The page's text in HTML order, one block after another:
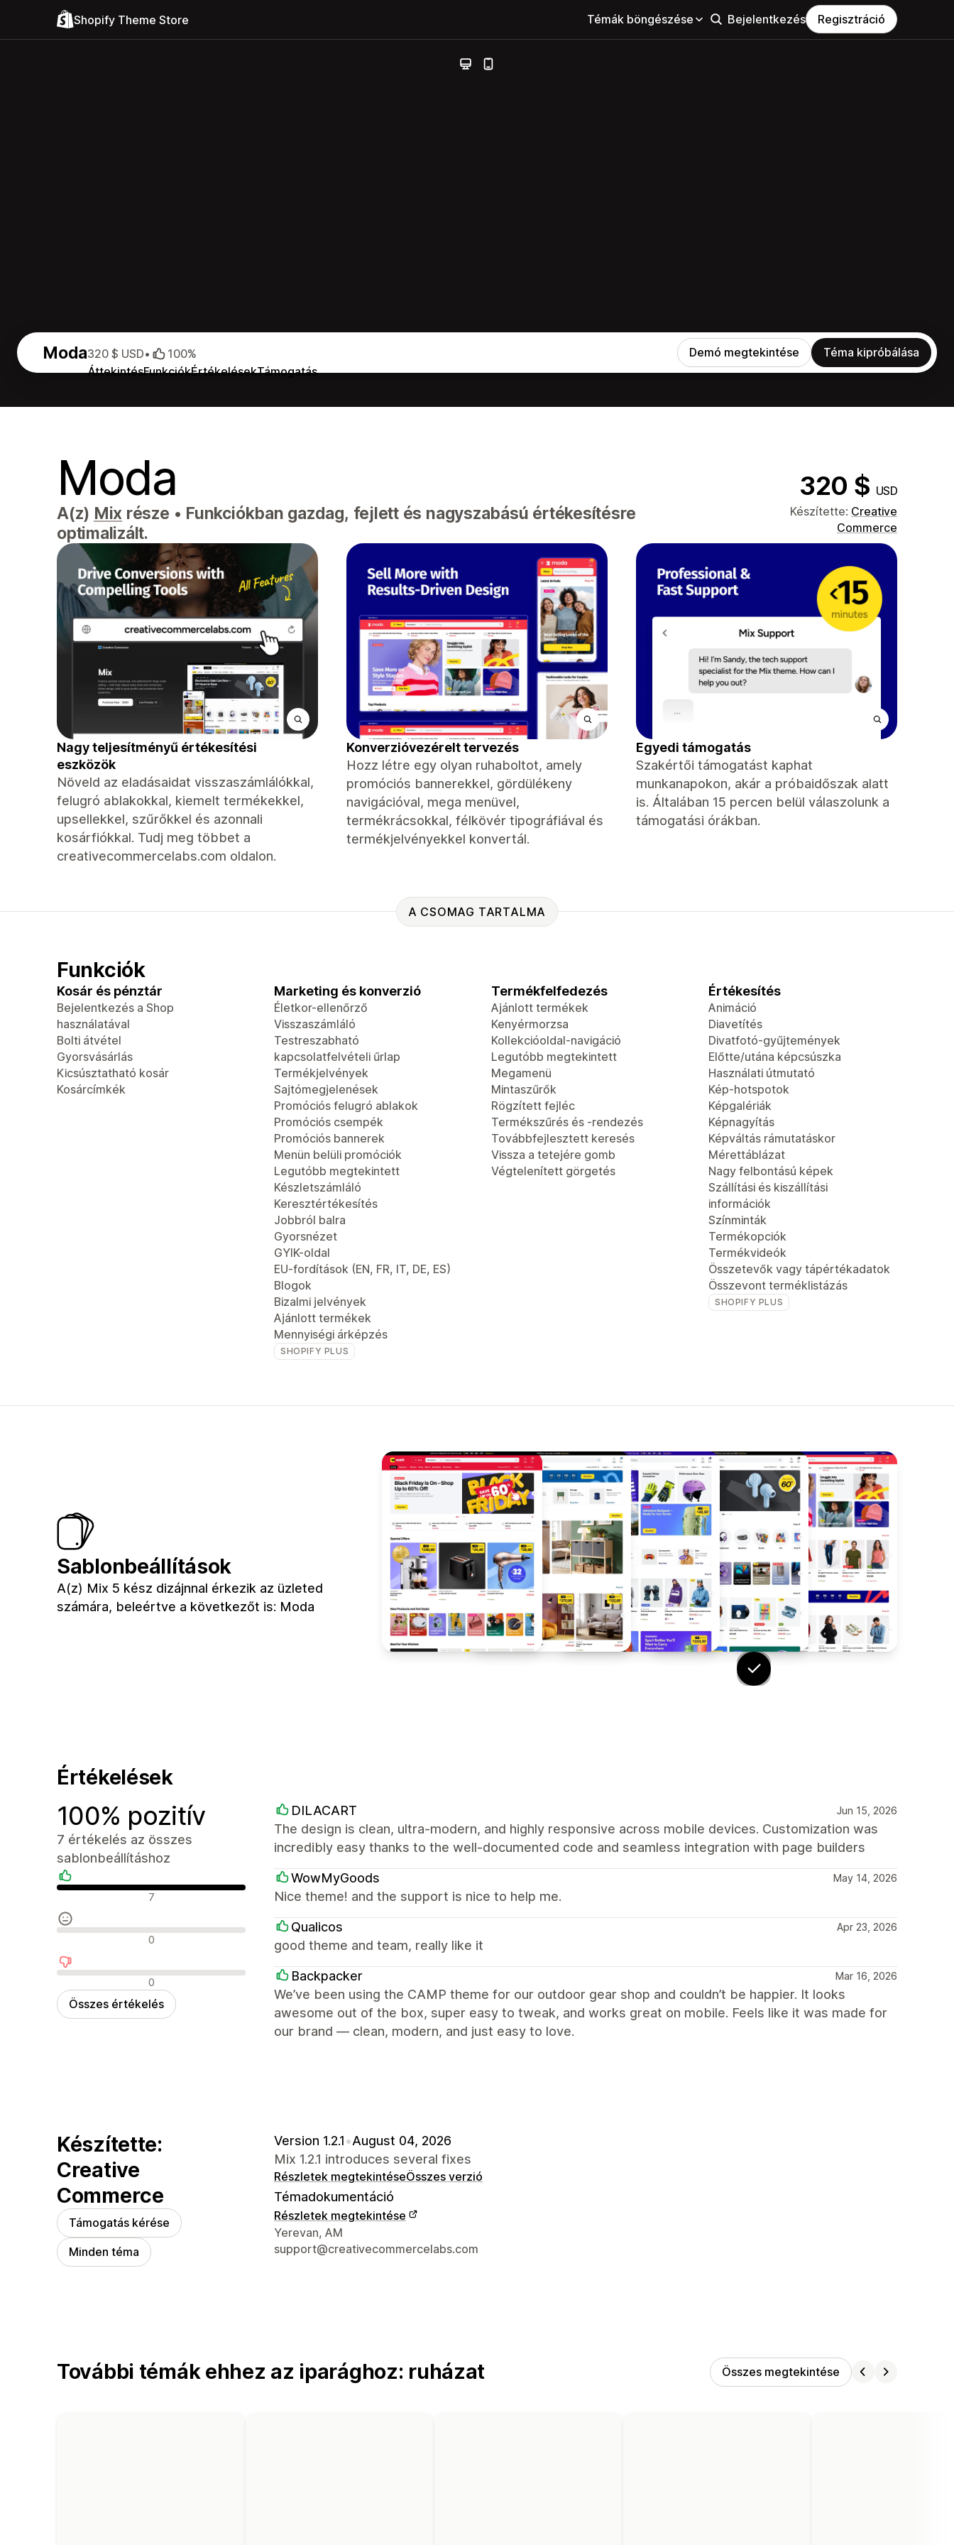
Shopify Theme Store Témák böngészése Bejelentkezés Regisztráció
Moda
ÁttekintésFunkciókÉrtékelésekTámogatás
320 $ USD• 100% Demó megtekintése Téma kipróbálása
Moda 320 $ USD
A(z) Mix része • Funkciókban gazdag, fejlett és nagyszabású értékesítésre
optimalizált.
Készítette: Creative
Commerce
Nagy teljesítményű értékesítési
eszközök
Növeld az eladásaidat visszaszámlálókkal,
felugró ablakokkal, kiemelt termékekkel,
upsellekkel, szűrőkkel és azonnali
kosárfiókkal. Tudj meg többet a
creativecommercelabs.com oldalon.
Konverzióvezérelt tervezés
Hozz létre egy olyan ruhaboltot, amely
promóciós bannerekkel, gördülékeny
navigációval, mega menüvel,
termékrácsokkal, félkövér tipográfiával és
termékjelvényekkel konvertál.
Egyedi támogatás
Szakértői támogatást kaphat
munkanapokon, akár a próbaidőszak alatt
is. Általában 15 percen belül válaszolunk a
támogatási órákban.
A CSOMAG TARTALMA
Funkciók
Kosár és pénztár
Bejelentkezés a Shop
használatával
Bolti átvétel
Gyorsvásárlás
Kicsúsztatható kosár
Kosárcímkék
Marketing és konverzió
Életkor-ellenőrző
Visszaszámláló
Testreszabható
kapcsolatfelvételi űrlap
Termékjelvények
Sajtómegjelenések
Promóciós felugró ablakok
Promóciós csempék
Promóciós bannerek
Menün belüli promóciók
Legutóbb megtekintett
Készletszámláló
Keresztértékesítés
Jobbról balra
Gyorsnézet
GYIK-oldal
EU-fordítások (EN, FR, IT, DE, ES)
Blogok
Bizalmi jelvények
Ajánlott termékek
Mennyiségi árképzés
SHOPIFY PLUS
Termékfelfedezés
Ajánlott termékek
Kenyérmorzsa
Kollekcióoldal-navigáció
Legutóbb megtekintett
Megamenü
Mintaszűrők
Rögzített fejléc
Termékszűrés és -rendezés
Továbbfejlesztett keresés
Vissza a tetejére gomb
Végtelenített görgetés
Értékesítés
Animáció
Diavetítés
Divatfotó-gyűjtemények
Előtte/utána képcsúszka
Használati útmutató
Kép-hotspotok
Képgalériák
Képnagyítás
Képváltás rámutatáskor
Mérettáblázat
Nagy felbontású képek
Szállítási és kiszállítási
információk
Színminták
Termékopciók
Termékvideók
Összetevők vagy tápértékadatok
Összevont terméklistázás
SHOPIFY PLUS
Sablonbeállítások
A(z) Mix 5 kész dizájnnal érkezik az üzleted
számára, beleértve a következőt is: Moda
Értékelések
100% pozitív
7 értékelés az összes
sablonbeállításhoz
Pozitív értékelések
7
Semleges értékelések
0
Negatív értékelések
0
Összes értékelés
DILACART Jun 15, 2026
The design is clean, ultra-modern, and highly responsive across mobile devices. Customization was
incredibly easy thanks to the well-documented code and seamless integration with page builders
WowMyGoods May 14, 2026
Nice theme! and the support is nice to help me.
Qualicos Apr 23, 2026
good theme and team, really like it
Backpacker Mar 16, 2026
We’ve been using the CAMP theme for our outdoor gear shop and couldn’t be happier. It looks
awesome out of the box, super easy to tweak, and works great on mobile. Feels like it was made for
our brand — clean, modern, and just easy to love.
Készítette:
Creative
Commerce
Támogatás kérése
Minden téma
Version 1.2.1•August 04, 2026
Mix 1.2.1 introduces several fixes
Részletek megtekintéseÖsszes verzió
Témadokumentáció
Részletek megtekintése
Dizájner kapcsolattartási adatai
Yerevan, AM
support@creativecommercelabs.com
További témák ehhez az iparághoz: ruházat Összes megtekintése